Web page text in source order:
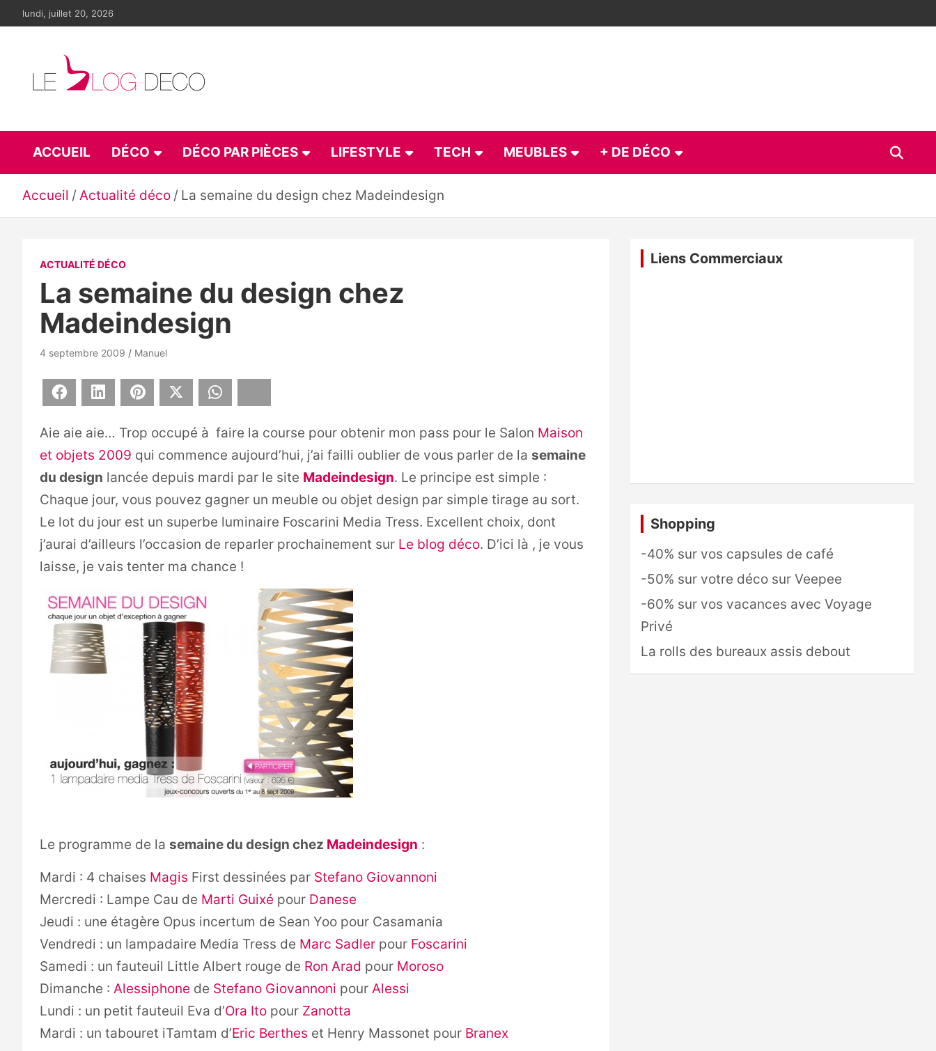
Allerlundi, juillet 20, 2026
Le blog déco
ACCUEIL DÉCO DÉCO PAR PIÈCES LIFESTYLE TECH MEUBLES + DE DÉCO
Accueil Actualité déco La semaine du design chez Madeindesign
ACTUALITÉ DÉCO
La semaine du design chez
Madeindesign
4 septembre 2009 Manuel
Facebook LinkedIn Pinterest
Aie aie aie… Trop occupé à faire la course pour obtenir mon pass pour le Salon Maison
et objets 2009 qui commence aujourd’hui, j’ai failli oublier de vous parler de la semaine
du design lancée depuis mardi par le site Madeindesign. Le principe est simple :
Chaque jour, vous pouvez gagner un meuble ou objet design par simple tirage au sort.
Le lot du jour est un superbe luminaire Foscarini Media Tress. Excellent choix, dont
j’aurai d’ailleurs l’occasion de reparler prochainement sur Le blog déco. D’ici là , je vous
laisse, je vais tenter ma chance !
Le programme de la semaine du design chez Madeindesign :
Mardi : 4 chaises Magis First dessinées par Stefano Giovannoni
Mercredi : Lampe Cau de Marti Guixé pour Danese
Jeudi : une étagère Opus incertum de Sean Yoo pour Casamania
Vendredi : un lampadaire Media Tress de Marc Sadler pour Foscarini
Samedi : un fauteuil Little Albert rouge de Ron Arad pour Moroso
Dimanche : Alessiphone de Stefano Giovannoni pour Alessi
Lundi : un petit fauteuil Eva d’Ora Ito pour Zanotta
Mardi : un tabouret iTamtam d’Eric Berthes et Henry Massonet pour Branex
Liens Commerciaux
Shopping
-40% sur vos capsules de café
-50% sur votre déco sur Veepee
-60% sur vos vacances avec Voyage
Privé
La rolls des bureaux assis debout